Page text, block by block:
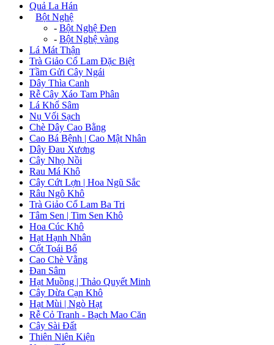
Quả La Hán
Bột Nghệ
- Bột Nghệ Đen
- Bột Nghệ vàng
Lá Mát Thận
Trà Giảo Cổ Lam Đặc Biệt
Tầm Gửi Cây Ngái
Dây Thìa Canh
Rễ Cây Xáo Tam Phân
Lá Khổ Sâm
Nụ Vối Sạch
Chè Dây Cao Bằng
Cao Bá Bệnh | Cao Mật Nhân
Dây Đau Xương
Cây Nhọ Nồi
Rau Má Khô
Cây Cứt Lợn | Hoa Ngũ Sắc
Râu Ngô Khô
Trà Giảo Cổ Lam Ba Tri
Tâm Sen | Tim Sen Khô
Hoa Cúc Khô
Hạt Hạnh Nhân
Cốt Toái Bổ
Cao Chè Vằng
Đan Sâm
Hạt Muồng | Thảo Quyết Minh
Cây Dừa Cạn Khô
Hạt Mùi | Ngò Hạt
Rễ Cỏ Tranh - Bạch Mao Căn
Cây Sài Đất
Thiên Niên Kiện